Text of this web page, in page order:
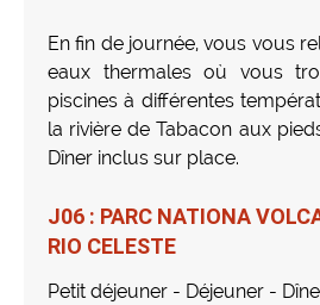
En fin de journée, vous vous
eaux thermales où vous
piscines à différentes
la rivière de Tabacon aux
Dîner inclus sur place.
J06 : PARC NATIONA
RIO CELESTE
Petit déjeuner - Déjeuner -